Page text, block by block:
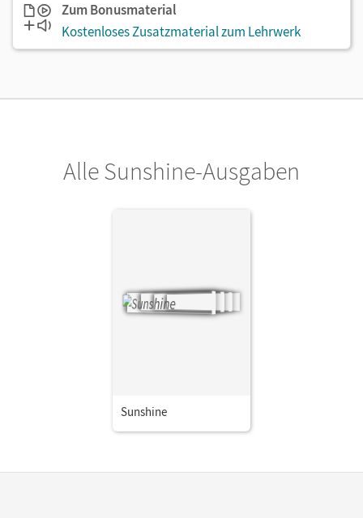
Zum Bonusmaterial
Kostenloses Zusatzmaterial zum Lehrwerk
Alle Sunshine-Ausgaben
Sunshine